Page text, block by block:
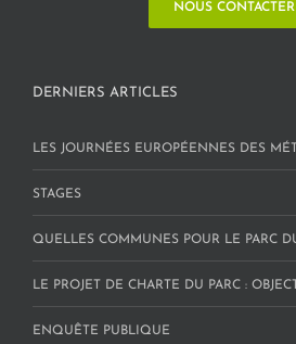
NOUS CONTACTER
DERNIERS ARTICLES
LES JOURNÉES EUROPÉENNES DES
STAGES
QUELLES COMMUNES POUR LE PARC
LE PROJET DE CHARTE DU PARC :
ENQUÊTE PUBLIQUE